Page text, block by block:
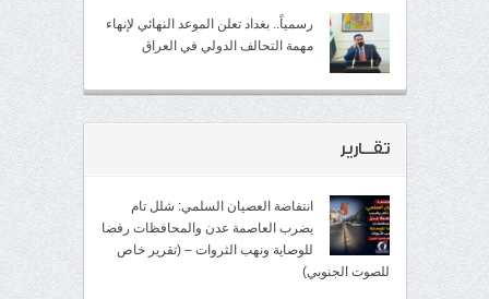
رسمياً.. بغداد تعلن الموعد النهائي لإنهاء
مهمة التحالف الدولي في العراق
تقــارير
انتفاضة العصيان السلمي: شلل تام
يضرب العاصمة عدن والمحافظات رفضا
للوصاية ونهب الثروات – (تقرير خاص
للصوت الجنوبي)